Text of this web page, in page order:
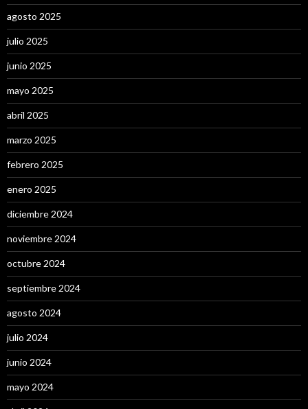
agosto 2025
julio 2025
junio 2025
mayo 2025
abril 2025
marzo 2025
febrero 2025
enero 2025
diciembre 2024
noviembre 2024
octubre 2024
septiembre 2024
agosto 2024
julio 2024
junio 2024
mayo 2024